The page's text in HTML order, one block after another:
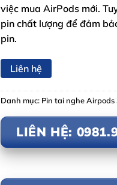
việc mua AirPods mới.
pin chất lượng để đảm
pin.
Liên hệ
Danh mục: Pin tai nghe Airpods
LIÊN HỆ: